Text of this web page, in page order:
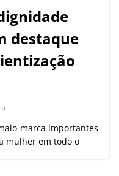
destaque
marca importantes
mulher em todo o